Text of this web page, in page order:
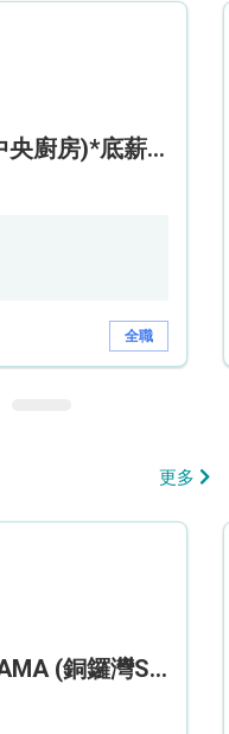
華御結廚務助理(早班,中央廚房)*底薪可達$15.5k* (5天工作週)
全職
更多
【全職】ATSURO TAYAMA (銅鑼灣Sogo分店) 服裝銷售及造型顧問 Sales & Fashion Stylist【永久保證佣金+新人獎金$3,000】